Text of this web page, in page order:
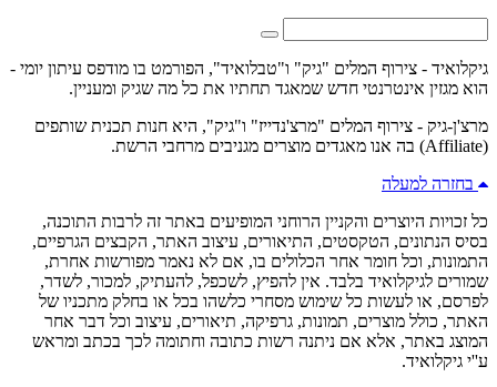
גיקלואיד - צירוף המלים "גיק" ו"טבלואיד", הפורמט בו מודפס עיתון יומי -
הוא מגזין אינטרנטי חדש שמאגד תחתיו את כל מה שגיק ומעניין.
מרצ'ן-גיק - צירוף המלים "מרצ'נדייז" ו"גיק", היא חנות תכנית שותפים
(Affiliate) בה אנו מאגדים מוצרים מגניבים מרחבי הרשת.
בחזרה למעלה
כל זכויות היוצרים והקניין הרוחני המופיעים באתר זה לרבות התוכנה,
בסיס הנתונים, הטקסטים, התיאורים, עיצוב האתר, הקבצים הגרפיים,
התמונות, וכל חומר אחר הכלולים בו, אם לא נאמר מפורשות אחרת,
שמורים לגיקלואיד בלבד. אין להפיץ, לשכפל, להעתיק, למכור, לשדר,
לפרסם, או לעשות כל שימוש מסחרי כלשהו בכל או בחלק מתכניו של
האתר, כולל מוצרים, תמונות, גרפיקה, תיאורים, עיצוב וכל דבר אחר
המוצג באתר, אלא אם ניתנה רשות כתובה וחתומה לכך בכתב ומראש
ע''י גיקלואיד.